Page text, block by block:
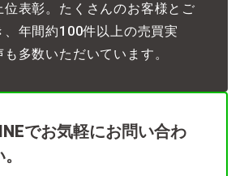
位表彰。たくさんのお客様とご
、年間約100件以上の売買実
多数いただいています。
でお気軽にお問い合わ